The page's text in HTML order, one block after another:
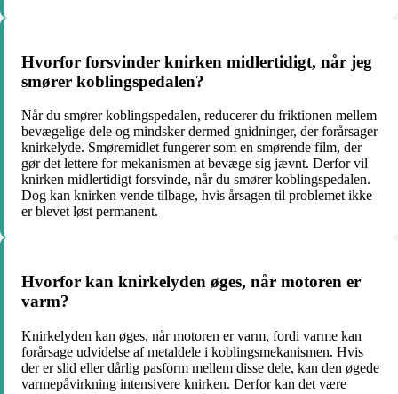
Hvorfor forsvinder knirken midlertidigt, når jeg
smører koblingspedalen?
Når du smører koblingspedalen, reducerer du friktionen mellem
bevægelige dele og mindsker dermed gnidninger, der forårsager
knirkelyde. Smøremidlet fungerer som en smørende film, der
gør det lettere for mekanismen at bevæge sig jævnt. Derfor vil
knirken midlertidigt forsvinde, når du smører koblingspedalen.
Dog kan knirken vende tilbage, hvis årsagen til problemet ikke
er blevet løst permanent.
Hvorfor kan knirkelyden øges, når motoren er
varm?
Knirkelyden kan øges, når motoren er varm, fordi varme kan
forårsage udvidelse af metaldele i koblingsmekanismen. Hvis
der er slid eller dårlig pasform mellem disse dele, kan den øgede
varmepåvirkning intensivere knirken. Derfor kan det være